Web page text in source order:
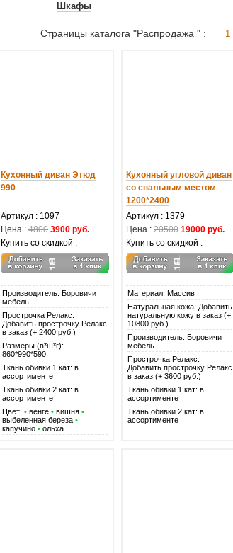
Шкафы
Страницы каталога "Распродажа " : 1
Кухонный диван Этюд
990
Артикул : 1097
Цена : 4800 3900 руб.
Купить со скидкой :
Производитель: Боровичи
мебель
Прострочка Релакс:
Добавить прострочку Релакс
в заказ (+ 2400 руб.)
Размеры (в*ш*г):
860*990*590
Ткань обивки 1 кат: в
ассортименте
Ткань обивки 2 кат: в
ассортименте
Цвет: • венге • вишня •
выбеленная береза •
капучино • ольха
Кухонный угловой диван
со спальным местом
1200*2400
Артикул : 1379
Цена : 20500 19000 руб.
Купить со скидкой :
Материал: Массив
Натуральная кожа: Добавить
натуральную кожу в заказ (+
10800 руб.)
Производитель: Боровичи
мебель
Прострочка Релакс:
Добавить прострочку Релакс
в заказ (+ 3600 руб.)
Ткань обивки 1 кат: в
ассортименте
Ткань обивки 2 кат: в
ассортименте